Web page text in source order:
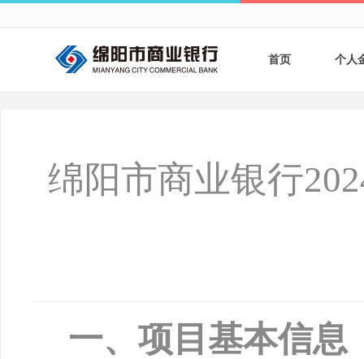
首页 个人
银
绵阳市商业银行
一、项目基本信息